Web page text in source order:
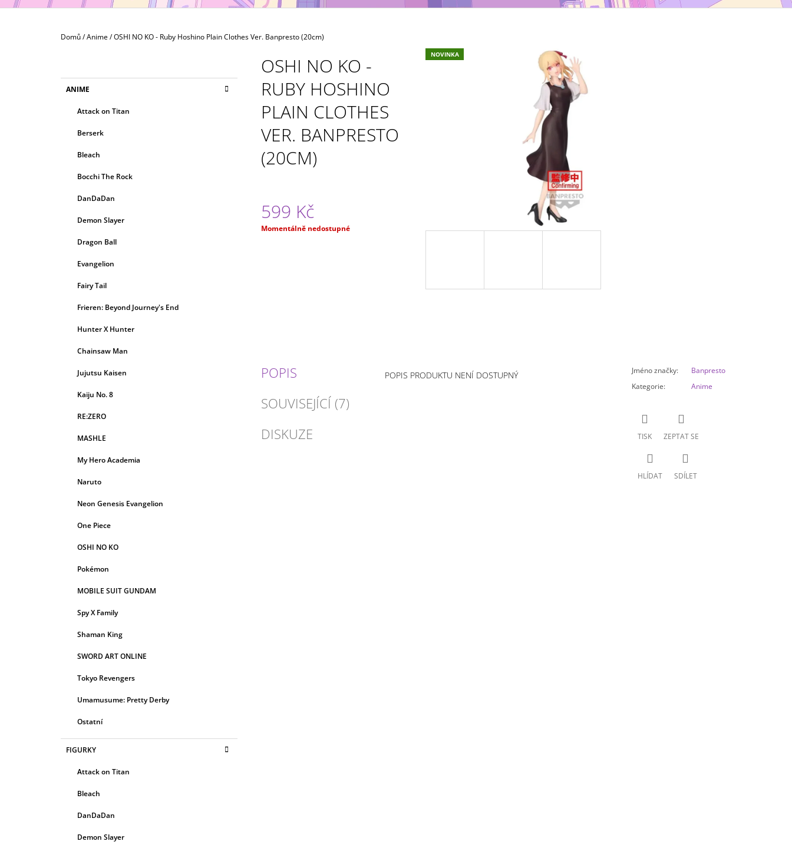
Domů/Anime/OSHI NO KO - Ruby Hoshino Plain Clothes Ver. Banpresto (20cm)
kategorie
K
AANIME
Attack on Titan
Berserk
Bleach
Bocchi The Rock
DanDaDan
Demon Slayer
Dragon Ball
Evangelion
Fairy Tail
Frieren: Beyond Journey's End
Hunter X Hunter
Chainsaw Man
Jujutsu Kaisen
Kaiju No. 8
RE:ZERO
MASHLE
My Hero Academia
Naruto
Neon Genesis Evangelion
One Piece
OSHI NO KO
Pokémon
MOBILE SUIT GUNDAM
Spy X Family
Shaman King
SWORD ART ONLINE
Tokyo Revengers
Umamusume: Pretty Derby
Ostatní
FIGURKY
Attack on Titan
Bleach
DanDaDan
Demon Slayer
OSHI NO KO -
RUBY HOSHINO
PLAIN CLOTHES
VER. BANPRESTO
(20CM)
NOVINKA
599 Kč
Měrná
Momentálně nedostupné
POPIS
SOUVISEJÍCÍ (7)
DISKUZE
POPIS PRODUKTU NENÍ DOSTUPNÝ Jméno značky:
Banpresto
Kategorie: Anime
TISK ZEPTAT SE
HLÍDAT SDÍLET